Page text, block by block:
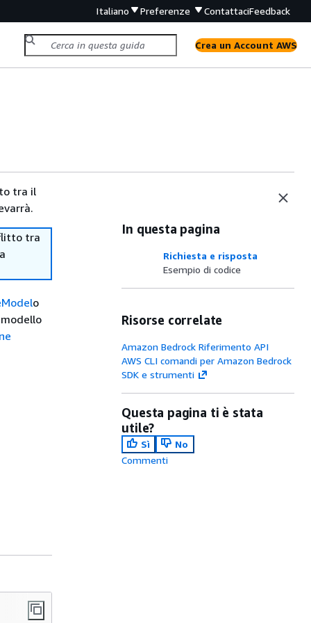
Italiano Preferenze ContattaciFeedback
Crea un Account AWS
tra il
tra
o
In questa pagina
Richiesta e risposta
Esempio di codice
Risorse correlate
Amazon Bedrock Riferimento API
AWS CLI comandi per Amazon Bedrock
SDK e strumenti
Questa pagina ti è stata
utile?
Sì
No
Commenti